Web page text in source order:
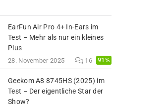
EarFun Air Pro 4+ In-Ears im
Test – Mehr als nur ein kleines
Plus
28. November 2025 16 91%
Geekom A8 8745HS (2025) im
Test – Der eigentliche Star der
Show?